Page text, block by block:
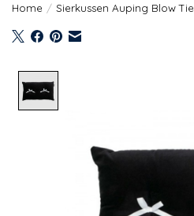
Home / Sierkussen Auping Blow Tie